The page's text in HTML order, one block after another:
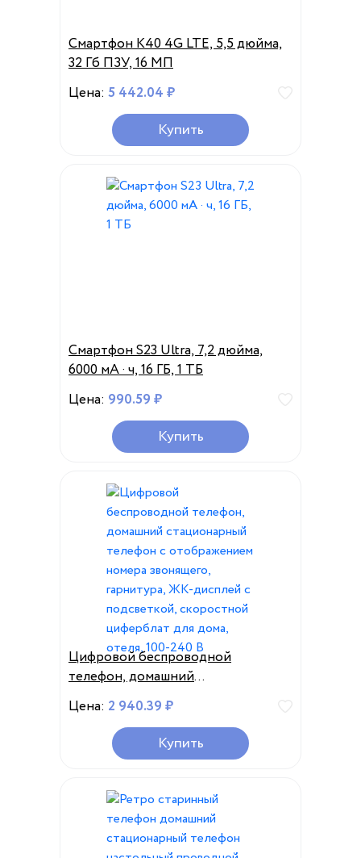
Смартфон K40 4G LTE, 5,5 дюйма,
32 Гб ПЗУ, 16 МП
Цена: 5 442.04 ₽
Купить
Смартфон S23 Ultra, 7,2 дюйма,
6000 мА · ч, 16 ГБ, 1 ТБ
Цена: 990.59 ₽
Купить
Цифровой беспроводной
телефон, домашний
стационарный телефон с
отображением номера звонящего,
гарнитура, ЖК-дисплей с
подсветкой, скоростной
Цена: 2 940.39 ₽
Купить